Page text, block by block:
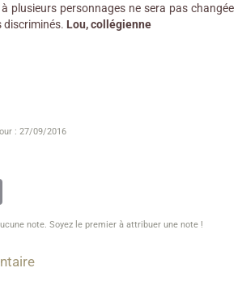
plusieurs personnages ne sera pas changée
discriminés. Lou, collégienne
: 27/09/2016
note. Soyez le premier à attribuer une note !